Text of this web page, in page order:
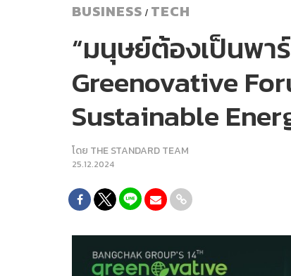
BUSINESS / TECH
“มนุษย์ต้องเป็นพา
Greenovative
Sustainable
โดย THE STANDARD TEAM
25.12.2024